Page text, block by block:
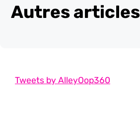
Autres articles
Tweets by AlleyOop360